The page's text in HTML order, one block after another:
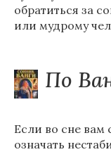
обратиться за
или мудрому
По
Если во сне вам
означать